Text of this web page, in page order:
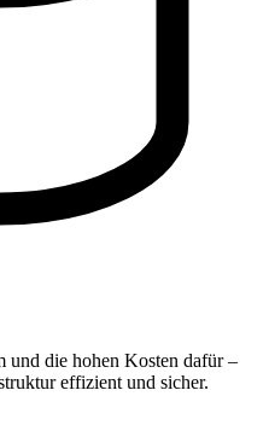
und die hohen Kosten dafür –
effizient und sicher.